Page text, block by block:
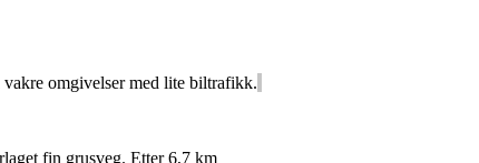
omgivelser med lite biltrafikk.
fin grusveg. Etter 6,7 km